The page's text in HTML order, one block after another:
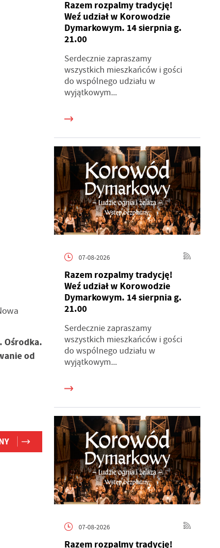
Ośrodka.
od
Razem rozpalmy tradycję!
Weź udział w Korowodzie
Dymarkowym. 14 sierpnia g.
21.00
Serdecznie zapraszamy
wszystkich mieszkańców i gości
do wspólnego udziału w
wyjątkowym...
07-08-2026
Razem rozpalmy tradycję!
Weź udział w Korowodzie
Dymarkowym. 14 sierpnia g.
21.00
Serdecznie zapraszamy
wszystkich mieszkańców i gości
do wspólnego udziału w
wyjątkowym...
07-08-2026
Razem rozpalmy tradycję!